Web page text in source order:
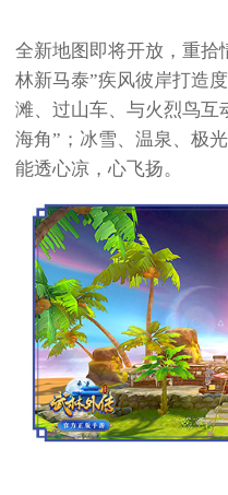
全新地图即将开放，重拾
林新马泰”疾风彼岸打造
滩、过山车、与火烈鸟互
海角”；冰雪、温泉、极
能透心凉，心飞扬。